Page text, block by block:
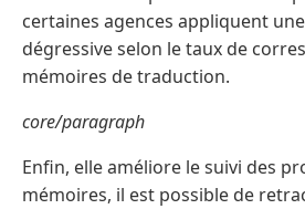
certaines agences appliquent
dégressive selon le taux de
mémoires de traduction.
core/paragraph
Enfin, elle améliore le suivi des
mémoires, il est possible de